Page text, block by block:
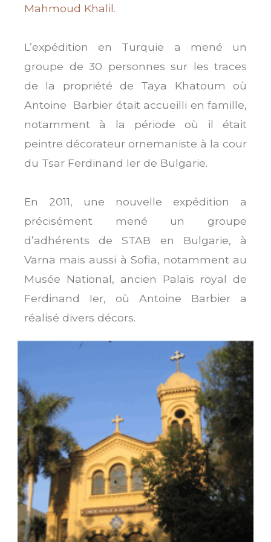
Mahmoud Khalil.
L’expédition en Turquie a mené un
groupe de 30 personnes sur les traces
de la propriété de Taya Khatoum où
Antoine Barbier était accueilli en famille,
notamment à la période où il était
peintre décorateur ornemaniste à la cour
du Tsar Ferdinand Ier de Bulgarie.
En 2011, une nouvelle expédition a
précisément mené un groupe
d’adhérents de STAB en Bulgarie, à
Varna mais aussi à Sofia, notamment au
Musée National, ancien Palais royal de
Ferdinand Ier, où Antoine Barbier a
réalisé divers décors.